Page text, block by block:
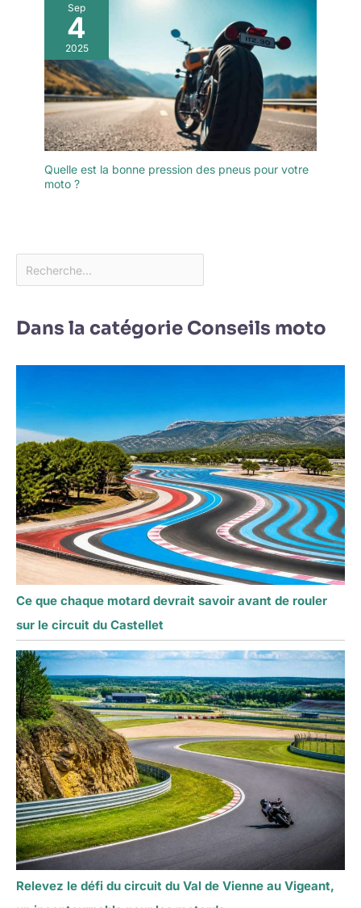
Sep
4
2025
Quelle est la bonne pression des pneus pour votre
moto ?
Dans la catégorie Conseils moto
Ce que chaque motard devrait savoir avant de rouler
sur le circuit du Castellet
Relevez le défi du circuit du Val de Vienne au Vigeant,